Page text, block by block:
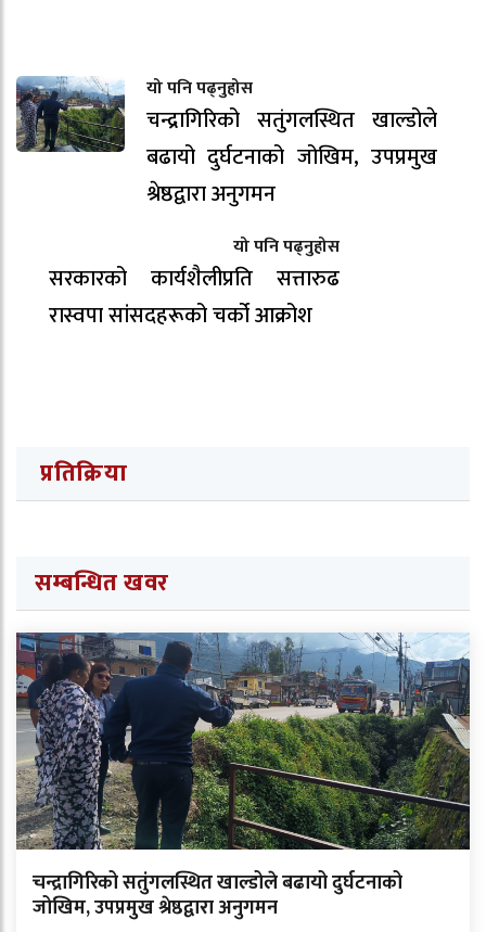
यो पनि पढ्नुहोस
चन्द्रागिरिको सतुंगलस्थित खाल्डोले
बढायो दुर्घटनाको जोखिम, उपप्रमुख
श्रेष्ठद्वारा अनुगमन
यो पनि पढ्नुहोस
सरकारको कार्यशैलीप्रति सत्तारुढ
रास्वपा सांसदहरूको चर्को आक्रोश
प्रतिक्रिया
सम्बन्धित खवर
चन्द्रागिरिको सतुंगलस्थित खाल्डोले बढायो दुर्घटनाको
जोखिम, उपप्रमुख श्रेष्ठद्वारा अनुगमन